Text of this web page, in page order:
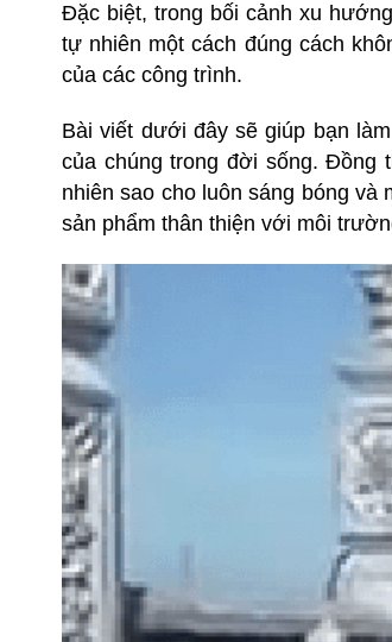
Đặc biệt, trong bối cảnh xu
tự nhiên một cách đúng cách
của các công trình.
Bài viết dưới đây sẽ giúp bạn
của chúng trong đời sống. Đồng
nhiên sao cho luôn sáng bóng
sản phẩm thân thiện với môi